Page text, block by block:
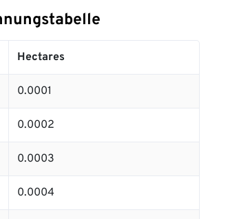
Hectares
0.0001
0.0002
0.0003
0.0004